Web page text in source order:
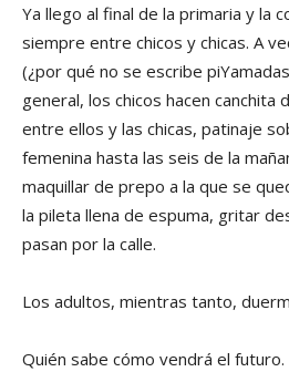
Ya llego al final de la primaria y la
siempre entre chicos y chicas. A
(¿por qué no se escribe
general, los chicos hacen canchita
entre ellos y las chicas, patinaje
femenina hasta las seis de la
maquillar de prepo a la que se
la pileta llena de espuma, gritar
pasan por la calle.
Los adultos, mientras tanto,
Quién sabe cómo vendrá el